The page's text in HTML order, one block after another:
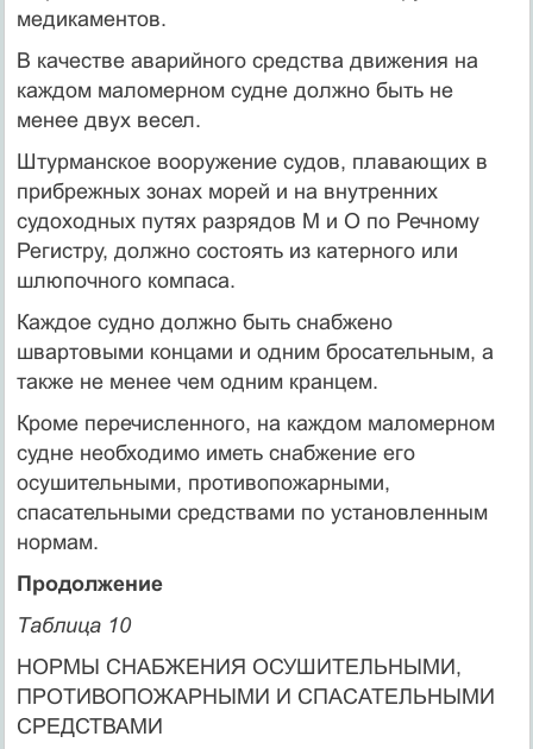
медикаментов.
В качестве аварийного средства движения на
каждом маломерном судне должно быть не
менее двух весел.
Штурманское вооружение судов, плавающих в
прибрежных зонах морей и на внутренних
судоходных путях разрядов М и О по Речному
Регистру, должно состоять из катерного или
шлюпочного компаса.
Каждое судно должно быть снабжено
швартовыми концами и одним бросательным, а
также не менее чем одним кранцем.
Кроме перечисленного, на каждом маломерном
судне необходимо иметь снабжение его
осушительными, противопожарными,
спасательными средствами по установленным
нормам.
Продолжение
Таблица 10
НОРМЫ СНАБЖЕНИЯ ОСУШИТЕЛЬНЫМИ,
ПРОТИВОПОЖАРНЫМИ И СПАСАТЕЛЬНЫМИ
СРЕДСТВАМИ